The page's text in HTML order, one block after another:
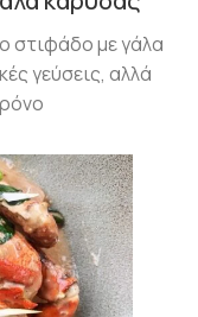
στιφάδο με γάλα
γεύσεις, αλλά